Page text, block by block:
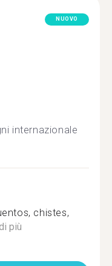
NUOVO
internazionale
chistes,
più